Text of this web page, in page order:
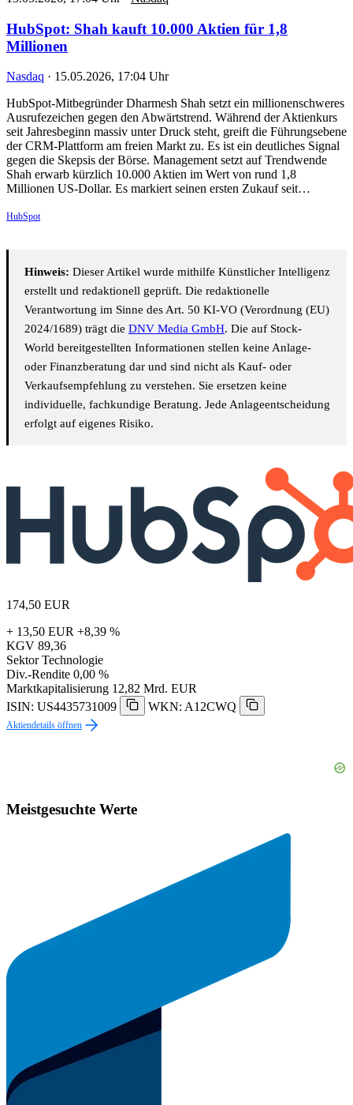
HubSpot: Shah kauft 10.000 Aktien für 1,8
Millionen
Nasdaq · 15.05.2026, 17:04 Uhr
HubSpot-Mitbegründer Dharmesh Shah setzt ein millionenschweres
Ausrufezeichen gegen den Abwärtstrend. Während der Aktienkurs
seit Jahresbeginn massiv unter Druck steht, greift die Führungsebene
der CRM-Plattform am freien Markt zu. Es ist ein deutliches Signal
gegen die Skepsis der Börse. Management setzt auf Trendwende
Shah erwarb kürzlich 10.000 Aktien im Wert von rund 1,8
Millionen US-Dollar. Es markiert seinen ersten Zukauf seit…
HubSpot
Hinweis: Dieser Artikel wurde mithilfe Künstlicher Intelligenz
erstellt und redaktionell geprüft. Die redaktionelle
Verantwortung im Sinne des Art. 50 KI-VO (Verordnung (EU)
2024/1689) trägt die DNV Media GmbH. Die auf Stock-
World bereitgestellten Informationen stellen keine Anlage-
oder Finanzberatung dar und sind nicht als Kauf- oder
Verkaufsempfehlung zu verstehen. Sie ersetzen keine
individuelle, fachkundige Beratung. Jede Anlageentscheidung
erfolgt auf eigenes Risiko.
174,50 EUR
+ 13,50 EUR +8,39 %
KGV 89,36
Sektor Technologie
Div.-Rendite 0,00 %
Marktkapitalisierung 12,82 Mrd. EUR
ISIN: US4435731009
WKN: A12CWQ
Aktiendetails öffnen
Meistgesuchte Werte